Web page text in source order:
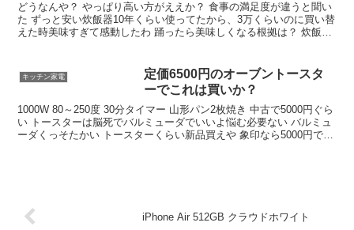
どうなんや？ やっぱり高い方がええか？ 食事の満足度が違うと聞い
た ずっと安い炊飯器10年くらい使ってたから、3万くらいのに買い替
えた時美味すぎて感動したわ 踊ったら美味しくなる根拠は？ 炊飯器
キッチン家電
定価6500円のオーブントースタ
ーでこれは買いか？
1000W 80～250度 30分タイマー 山形パン2枚焼き 中古で5000円ぐら
い トースターは脳死でバルミューダでいいよ悩む必要ない バルミュ
ーダくっそたかい トースターくらい新品買えや 象印なら5000円でい
iPhone Air 512GB クラウドホワイト